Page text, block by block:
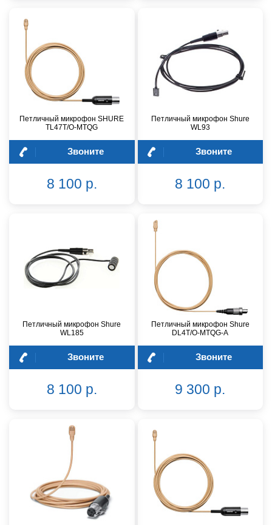
Петличный микрофон SHURE
TL47T/O-MTQG
Звоните
8 100 р.
Петличный микрофон Shure
WL93
Звоните
8 100 р.
Петличный микрофон Shure
WL185
Звоните
8 100 р.
Петличный микрофон Shure
DL4T/O-MTQG-A
Звоните
9 300 р.